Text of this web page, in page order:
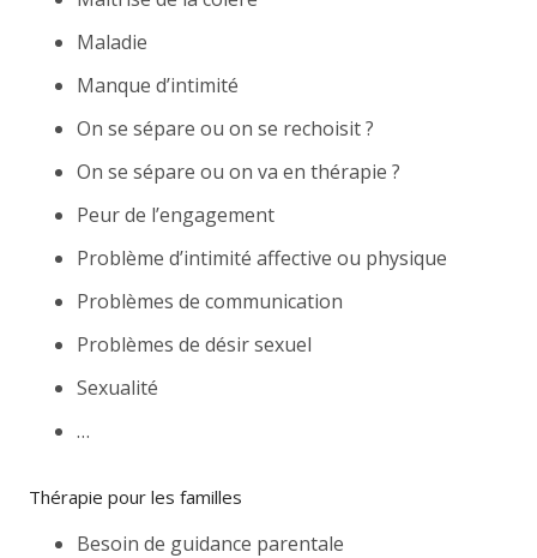
Maladie
Manque d’intimité
On se sépare ou on se rechoisit ?
On se sépare ou on va en thérapie ?
Peur de l’engagement
Problème d’intimité affective ou physique
Problèmes de communication
Problèmes de désir sexuel
Sexualité
…
Thérapie pour les familles
Besoin de guidance parentale